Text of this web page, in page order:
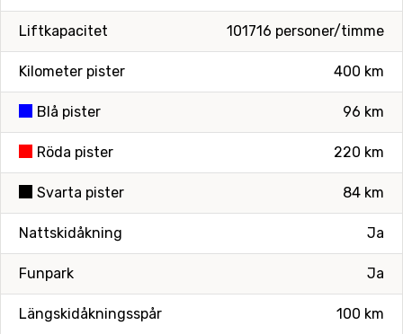
101716 personer/timme
Liftkapacitet
400 km
Kilometer pister
96 km
Blå pister
220 km
Röda pister
84 km
Svarta pister
Ja
Nattskidåkning
Ja
Funpark
100 km
Längskidåkningsspår